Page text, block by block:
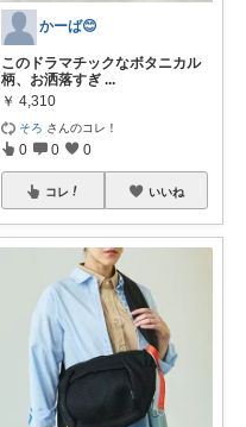
かーば😊
このドラマチックなボタニカル
柄、お洒落すぎ ...
￥ 4,310
そろ さんのコレ！
0 0 0
コレ いいね